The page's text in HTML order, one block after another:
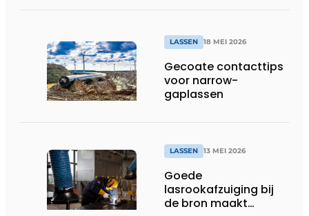
LASSEN 18 MEI 2026
Gecoate contacttips
voor narrow-
gaplassen
LASSEN 13 MEI 2026
Goede
lasrookafzuiging bij
de bron maakt